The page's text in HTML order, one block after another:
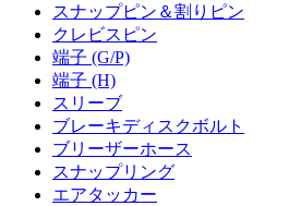
スナップピン＆割りピン
クレビスピン
端子 (G/P)
端子 (H)
スリーブ
ブレーキディスクボルト
ブリーザーホース
スナップリング
エアタッカー